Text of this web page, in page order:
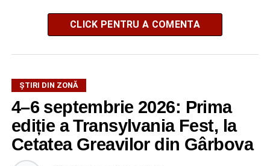
CLICK PENTRU A COMENTA
ȘTIRI DIN ZONĂ
4–6 septembrie 2026: Prima
ediție a Transylvania Fest, la
Cetatea Greavilor din Gârbova